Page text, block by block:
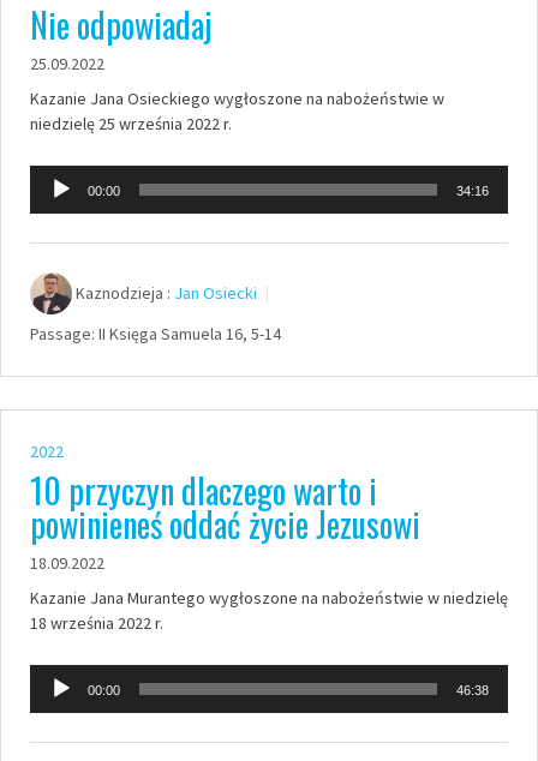
Nie odpowiadaj
25.09.2022
Kazanie Jana Osieckiego wygłoszone na nabożeństwie w
niedzielę 25 września 2022 r.
Odtwarzacz
plików
dźwiękowych
00:00 34:16
Kaznodzieja : Jan Osiecki
Passage: II Księga Samuela 16, 5-14
2022
10 przyczyn dlaczego warto i
powinieneś oddać życie Jezusowi
18.09.2022
Kazanie Jana Murantego wygłoszone na nabożeństwie w niedzielę
18 września 2022 r.
Odtwarzacz
plików
dźwiękowych
00:00 46:38